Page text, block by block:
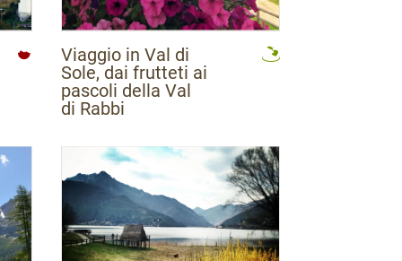
Viaggio in Val di
Sole, dai frutteti ai
pascoli della Val
di Rabbi